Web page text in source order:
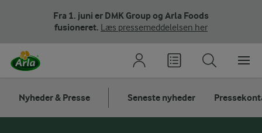
Fra 1. juni er DMK Group og Arla Foods
fusioneret. Læs pressemeddelelsen her
Nyheder & Presse Seneste nyheder